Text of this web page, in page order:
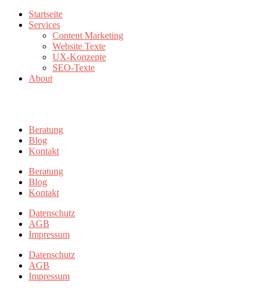
Startseite
Services
Content Marketing
Website Texte
UX-Konzepte
SEO-Texte
About
Beratung
Blog
Kontakt
Beratung
Blog
Kontakt
Datenschutz
AGB
Impressum
Datenschutz
AGB
Impressum